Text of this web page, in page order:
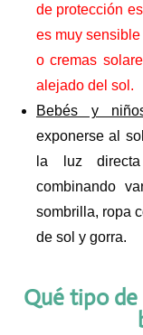
de protección
es muy
o cremas
alejado del sol.
Bebés y
exponerse al
la luz
combinando
sombrilla, ropa
de sol y gorra.
Qué tipo de